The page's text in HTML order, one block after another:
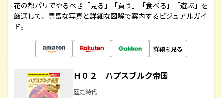
花の都パリでやるべき「見る」「買う」「食べる」「遊ぶ」を
厳選して、豊富な写真と詳細な図解で案内するビジュアルガイ
ド。
詳細を見る
Ｈ０２ ハプスブルク帝国
歴史時代